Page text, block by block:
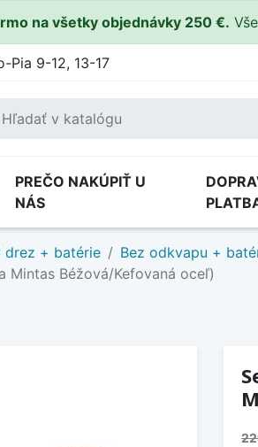
na všetky objednávky 250 €.
Pia 9-12, 13-17
PREČO NAKÚPIŤ U
NÁS
drez + batérie
Bez odkvapu +
Mintas Béžová/Kefovaná oceľ)